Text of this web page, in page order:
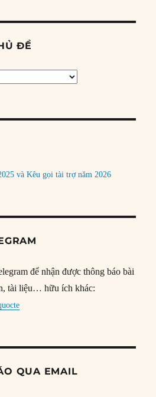
ĐỀ
và Kêu gọi tài trợ năm 2026
để nhận được thông báo bài
tài liệu… hữu ích khác:
QUA EMAIL